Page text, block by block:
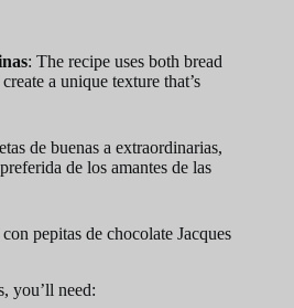
: The recipe uses both bread
a unique texture that’s
de buenas a extraordinarias,
de los amantes de las
pepitas de chocolate Jacques
you’ll need: